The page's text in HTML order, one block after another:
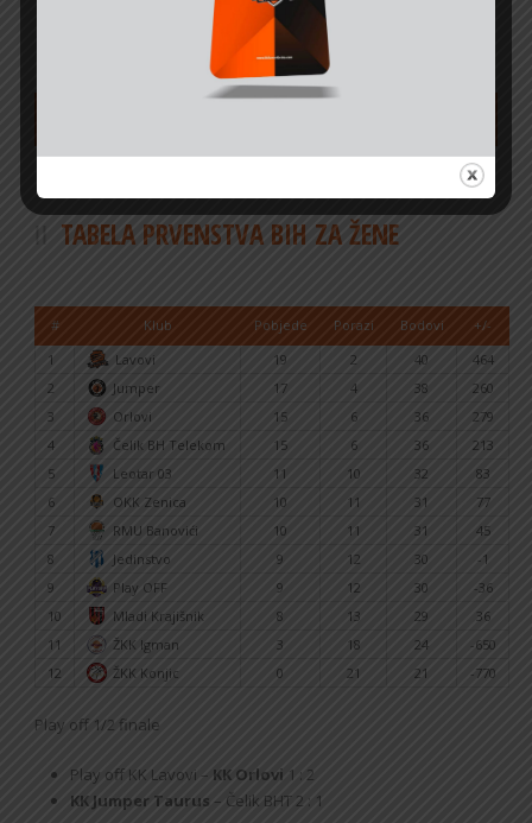
NAJAVE I REZULTATI
TABELA PRVENSTVA BIH ZA ŽENE
# Klub Pobjede Porazi Bodovi
+/-
1
Lavovi 19 2 40
464
2
Jumper 17 4 38
260
3
Orlovi 15 6 36
279
4
Čelik BH Telekom 15 6 36
213
5
Leotar 03 11 10 32
83
6
OKK Zenica 10 11 31
77
7
RMU Banovići 10 11 31
45
8
Jedinstvo 9 12 30
-1
9
Play OFF 9 12 30
-36
10
Mladi Krajišnik 8 13 29
36
11
ŽKK Igman 3 18 24
-650
12
ŽKK Konjic 0 21 21 -770
Play off 1/2 finale
Play off KK Lavovi – KK Orlovi 1 : 2
KK Jumper Taurus – Čelik BHT 2 : 1